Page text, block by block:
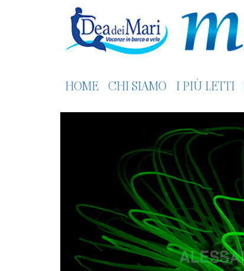
HOME CHI SIAMO I PIÙ LETTI